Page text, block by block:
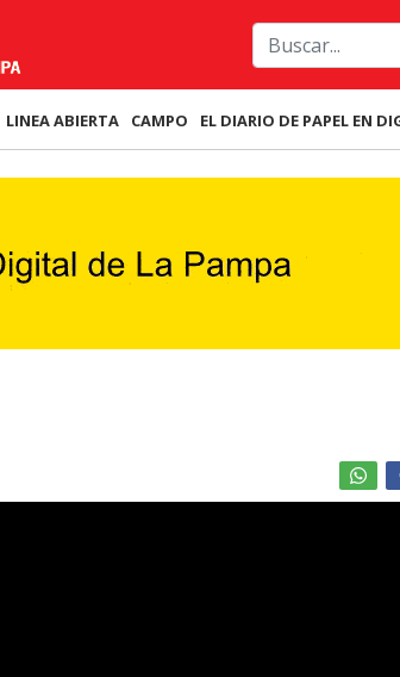
LINEA ABIERTA CAMPO EL DIARIO DE PAPEL EN